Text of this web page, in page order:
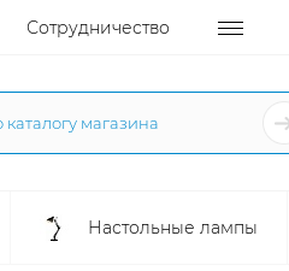
Сотрудничество
Настольные лампы